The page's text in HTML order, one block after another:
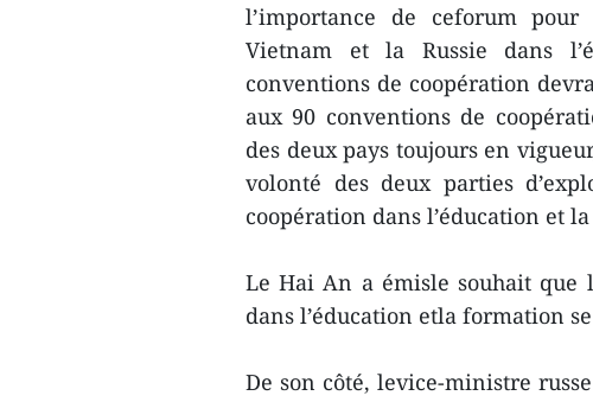
l’importance de ceforum
Vietnam et la Russie dans
conventions de coopération
aux 90 conventions de
des deux pays toujours en
volonté des deux parties
coopération dans l’éducation et
Le Hai An a émisle souhait que
dans l’éducation etla formation
De son côté, levice-ministre